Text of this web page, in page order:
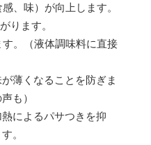
、味）が向上します。
ります。
。（液体調味料に直接
薄くなることを防ぎま
も）
によるパサつきを抑
。